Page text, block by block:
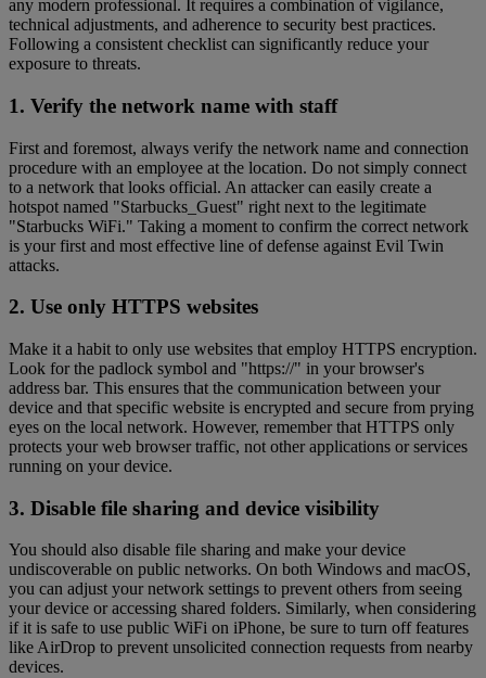
any modern professional. It requires a combination of vigilance,
technical adjustments, and adherence to security best practices.
Following a consistent checklist can significantly reduce your
exposure to threats.
1. Verify the network name with staff
First and foremost, always verify the network name and connection
procedure with an employee at the location. Do not simply connect
to a network that looks official. An attacker can easily create a
hotspot named "Starbucks_Guest" right next to the legitimate
"Starbucks WiFi." Taking a moment to confirm the correct network
is your first and most effective line of defense against Evil Twin
attacks.
2. Use only HTTPS websites
Make it a habit to only use websites that employ HTTPS encryption.
Look for the padlock symbol and "https://" in your browser's
address bar. This ensures that the communication between your
device and that specific website is encrypted and secure from prying
eyes on the local network. However, remember that HTTPS only
protects your web browser traffic, not other applications or services
running on your device.
3. Disable file sharing and device visibility
You should also disable file sharing and make your device
undiscoverable on public networks. On both Windows and macOS,
you can adjust your network settings to prevent others from seeing
your device or accessing shared folders. Similarly, when considering
if it is safe to use public WiFi on iPhone, be sure to turn off features
like AirDrop to prevent unsolicited connection requests from nearby
devices.